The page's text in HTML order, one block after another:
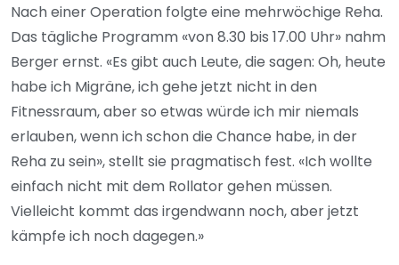
Nach einer Operation folgte eine mehrwöchige Reha.
Das tägliche Programm «von 8.30 bis 17.00 Uhr» nahm
Berger ernst. «Es gibt auch Leute, die sagen: Oh, heute
habe ich Migräne, ich gehe jetzt nicht in den
Fitnessraum, aber so etwas würde ich mir niemals
erlauben, wenn ich schon die Chance habe, in der
Reha zu sein», stellt sie pragmatisch fest. «Ich wollte
einfach nicht mit dem Rollator gehen müssen.
Vielleicht kommt das irgendwann noch, aber jetzt
kämpfe ich noch dagegen.»